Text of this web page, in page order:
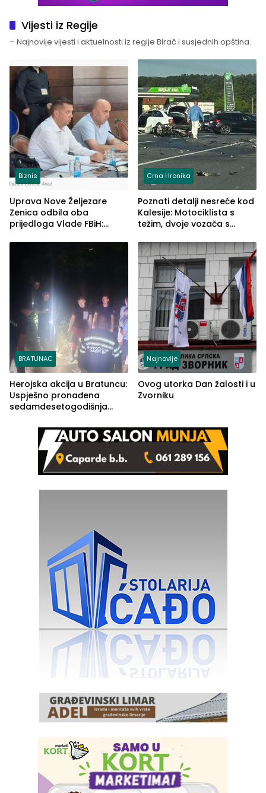
Vijesti iz Regije
– Najnovije vijesti i aktuelnosti iz regije Birač i susjednih opština.
Biznis
Uprava Nove Željezare
Zenica odbila oba
prijedloga Vlade FBiH:
rješenje
Crna Hronika
Poznati detalji nesreće kod
Kalesije: Motociklista s
težim, dvoje vozača s
BRATUNAC
Herojska akcija u Bratuncu:
Uspješno pronađena
sedamdesetogodišnja
Kravice.
Najnovije
Ovog utorka Dan žalosti i u
Zvorniku